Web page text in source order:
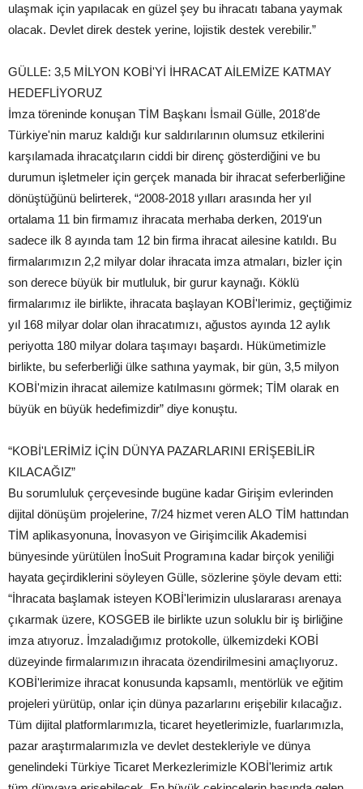
ulaşmak için yapılacak en güzel şey bu ihracatı tabana yaymak
olacak. Devlet direk destek yerine, lojistik destek verebilir.”
GÜLLE: 3,5 MİLYON KOBİ'Yİ İHRACAT AİLEMİZE KATMAY
HEDEFLİYORUZ
İmza töreninde konuşan TİM Başkanı İsmail Gülle, 2018'de
Türkiye'nin maruz kaldığı kur saldırılarının olumsuz etkilerini
karşılamada ihracatçıların ciddi bir direnç gösterdiğini ve bu
durumun işletmeler için gerçek manada bir ihracat seferberliğine
dönüştüğünü belirterek, “2008-2018 yılları arasında her yıl
ortalama 11 bin firmamız ihracata merhaba derken, 2019'un
sadece ilk 8 ayında tam 12 bin firma ihracat ailesine katıldı. Bu
firmalarımızın 2,2 milyar dolar ihracata imza atmaları, bizler için
son derece büyük bir mutluluk, bir gurur kaynağı. Köklü
firmalarımız ile birlikte, ihracata başlayan KOBİ'lerimiz, geçtiğimiz
yıl 168 milyar dolar olan ihracatımızı, ağustos ayında 12 aylık
periyotta 180 milyar dolara taşımayı başardı. Hükümetimizle
birlikte, bu seferberliği ülke sathına yaymak, bir gün, 3,5 milyon
KOBİ'mizin ihracat ailemize katılmasını görmek; TİM olarak en
büyük en büyük hedefimizdir” diye konuştu.
“KOBİ'LERİMİZ İÇİN DÜNYA PAZARLARINI ERİŞEBİLİR
KILACAĞIZ”
Bu sorumluluk çerçevesinde bugüne kadar Girişim evlerinden
dijital dönüşüm projelerine, 7/24 hizmet veren ALO TİM hattından
TİM aplikasyonuna, İnovasyon ve Girişimcilik Akademisi
bünyesinde yürütülen İnoSuit Programına kadar birçok yeniliği
hayata geçirdiklerini söyleyen Gülle, sözlerine şöyle devam etti:
“İhracata başlamak isteyen KOBİ'lerimizin uluslararası arenaya
çıkarmak üzere, KOSGEB ile birlikte uzun soluklu bir iş birliğine
imza atıyoruz. İmzaladığımız protokolle, ülkemizdeki KOBİ
düzeyinde firmalarımızın ihracata özendirilmesini amaçlıyoruz.
KOBİ'lerimize ihracat konusunda kapsamlı, mentörlük ve eğitim
projeleri yürütüp, onlar için dünya pazarlarını erişebilir kılacağız.
Tüm dijital platformlarımızla, ticaret heyetlerimizle, fuarlarımızla,
pazar araştırmalarımızla ve devlet destekleriyle ve dünya
genelindeki Türkiye Ticaret Merkezlerimizle KOBİ'lerimiz artık